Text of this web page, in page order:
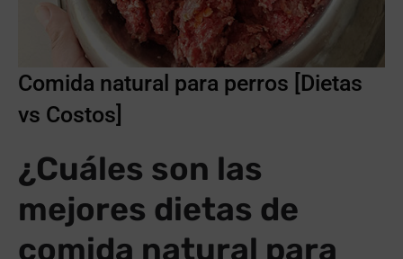
Comida natural para perros [Dietas
vs Costos]
¿Cuáles son las
mejores dietas de
comida natural para